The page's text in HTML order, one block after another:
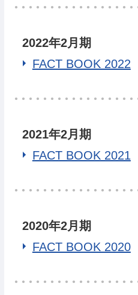
2022年2月期
FACT BOOK 2022
2021年2月期
FACT BOOK 2021
2020年2月期
FACT BOOK 2020